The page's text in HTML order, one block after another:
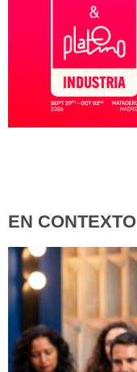
EN CONTEXTO